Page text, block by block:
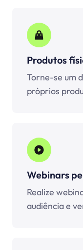
Produtos
Torne-se um
próprios
Webinars
Realize
audiência e